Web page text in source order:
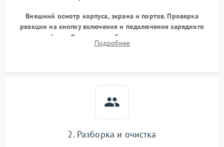
Внешний осмотр корпуса, экрана и портов. Проверка
реакции на кнопку включения и подключение зарядного
устройства. Оценка потребления тока с помощью
лабораторного блока питания для локализации проблемы.
Подробнее
2. Разборка и очистка